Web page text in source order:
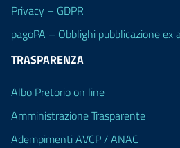
Privacy – GDPR
pagoPA – Obblighi pubblicazione
TRASPARENZA
Albo Pretorio on line
Amministrazione Trasparente
Adempimenti AVCP / ANAC